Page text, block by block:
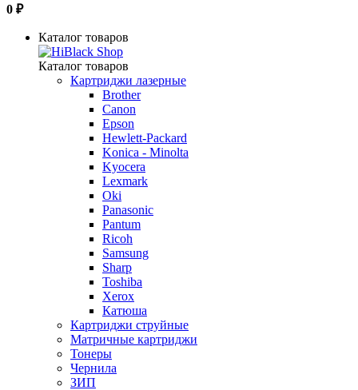
0 ₽
Каталог товаров
Каталог товаров
Картриджи лазерные
Brother
Canon
Epson
Hewlett-Packard
Konica - Minolta
Kyocera
Lexmark
Oki
Panasonic
Pantum
Ricoh
Samsung
Sharp
Toshiba
Xerox
Катюша
Картриджи струйные
Матричные картриджи
Тонеры
Чернила
ЗИП